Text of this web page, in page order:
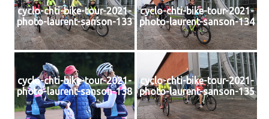
cyclo-chti-bike-tour-2021-
photo-laurent-sanson-133
cyclo-chti-bike-tour-2021-
photo-laurent-sanson-134
cyclo-chti-bike-tour-2021-
photo-laurent-sanson-138
cyclo-chti-bike-tour-2021-
photo-laurent-sanson-135